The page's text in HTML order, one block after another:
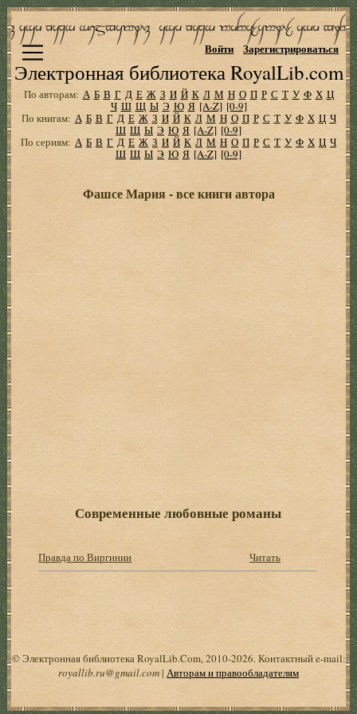
Электронная библиотека RoyalLib.com
Войти Зарегистрироваться
По авторам: А Б В Г Д Е Ж З И Й К Л М Н О П Р С Т У Ф Х Ц
Ч Ш Щ Ы Э Ю Я [A-Z] [0-9]
По книгам: А Б В Г Д Е Ж З И Й К Л М Н О П Р С Т У Ф Х Ц Ч
Ш Щ Ы Э Ю Я [A-Z] [0-9]
По сериям: А Б В Г Д Е Ж З И Й К Л М Н О П Р С Т У Ф Х Ц Ч
Ш Щ Ы Э Ю Я [A-Z] [0-9]
Фашсе Мария - все книги автора
Современные любовные романы
Правда по Виргинии Читать
© Электронная библиотека RoyalLib.Com, 2010-2026. Контактный e-mail:
royallib.ru@gmail.com| Авторам и правообладателям